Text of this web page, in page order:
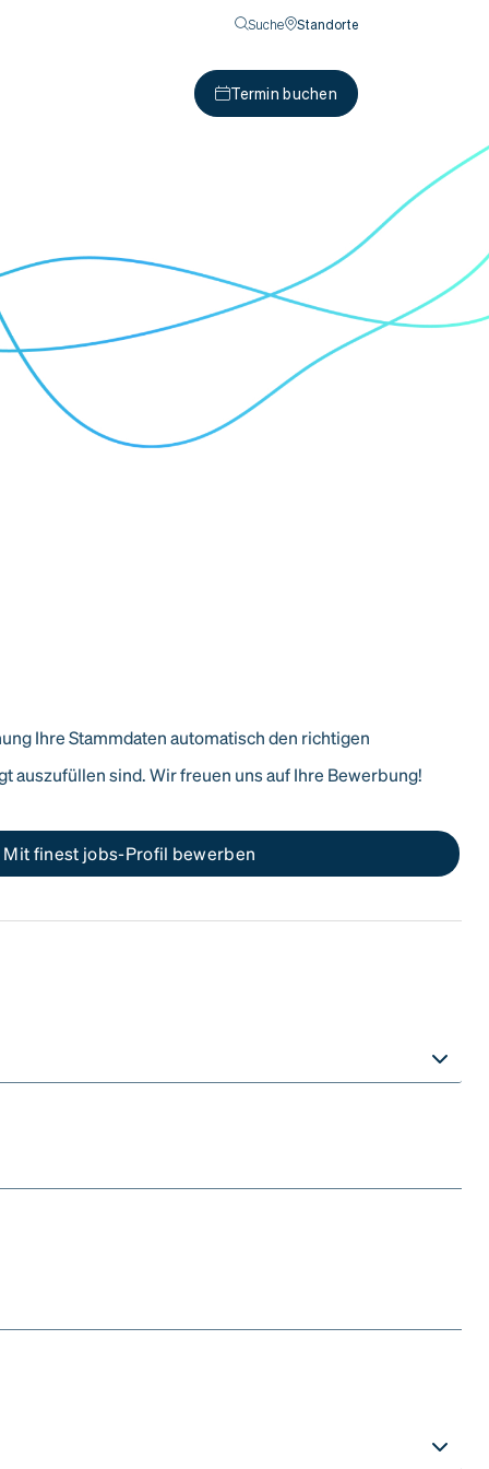
Suche Standorte
Termin buchen
Ihre Stammdaten automatisch den richtigen
auszufüllen sind. Wir freuen uns auf Ihre Bewerbung!
Mit finest jobs-Profil bewerben